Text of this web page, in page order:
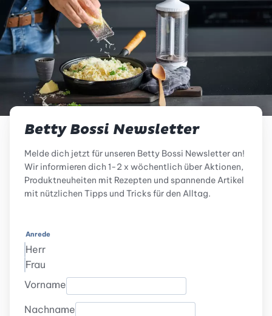
Betty Bossi Newsletter
Melde dich jetzt für unseren Betty Bossi Newsletter an!
Wir informieren dich 1-2 x wöchentlich über Aktionen,
Produktneuheiten mit Rezepten und spannende Artikel
mit nützlichen Tipps und Tricks für den Alltag.
Anrede
Herr
Frau
Vorname
Nachname